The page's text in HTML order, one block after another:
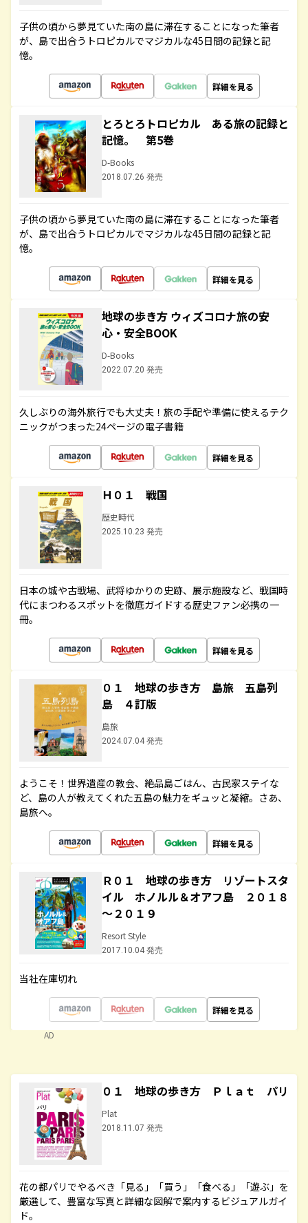
子供の頃から夢見ていた南の島に滞在することになった筆者
が、島で出合うトロピカルでマジカルな45日間の記録と記
憶。
詳細を見る
とろとろトロピカル ある旅の記録と
記憶。 第5巻
D-Books
2018.07.26 発売
子供の頃から夢見ていた南の島に滞在することになった筆者
が、島で出合うトロピカルでマジカルな45日間の記録と記
憶。
詳細を見る
地球の歩き方 ウィズコロナ旅の安
心・安全BOOK
D-Books
2022.07.20 発売
久しぶりの海外旅行でも大丈夫！旅の手配や準備に使えるテク
ニックがつまった24ページの電子書籍
詳細を見る
Ｈ０１ 戦国
歴史時代
2025.10.23 発売
日本の城や古戦場、武将ゆかりの史跡、展示施設など、戦国時
代にまつわるスポットを徹底ガイドする歴史ファン必携の一
冊。
詳細を見る
０１ 地球の歩き方 島旅 五島列
島 ４訂版
島旅
2024.07.04 発売
ようこそ！世界遺産の教会、絶品島ごはん、古民家ステイな
ど、島の人が教えてくれた五島の魅力をギュッと凝縮。さあ、
島旅へ。
詳細を見る
Ｒ０１ 地球の歩き方 リゾートスタ
イル ホノルル＆オアフ島 ２０１８
～２０１９
Resort Style
2017.10.04 発売
当社在庫切れ
詳細を見る
AD
０１ 地球の歩き方 Ｐｌａｔ パリ
Plat
2018.11.07 発売
花の都パリでやるべき「見る」「買う」「食べる」「遊ぶ」を
厳選して、豊富な写真と詳細な図解で案内するビジュアルガイ
ド。